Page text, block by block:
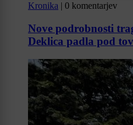
Kronika | 0 komentarjev
Nove podrobnosti
Deklica padla pod